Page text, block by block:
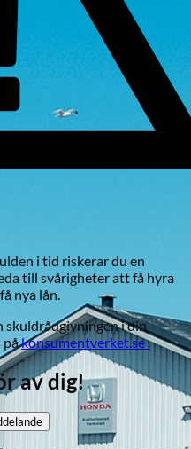
i tid riskerar du en
till svårigheter att få hyra
nya lån.
skuldrådgivningen i din
påkonsumentverket.se .
av dig!